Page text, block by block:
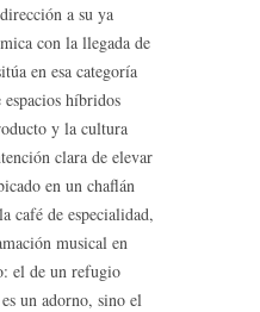
a su ya
con la llegada de
en esa categoría
espacios híbridos
y la cultura
clara de elevar
en un chaflán
café de especialidad,
musical en
el de un refugio
un adorno, sino el